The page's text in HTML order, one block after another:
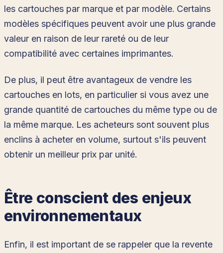
les cartouches par marque et par modèle. Certains
modèles spécifiques peuvent avoir une plus grande
valeur en raison de leur rareté ou de leur
compatibilité avec certaines imprimantes.
De plus, il peut être avantageux de vendre les
cartouches en lots, en particulier si vous avez une
grande quantité de cartouches du même type ou de
la même marque. Les acheteurs sont souvent plus
enclins à acheter en volume, surtout s'ils peuvent
obtenir un meilleur prix par unité.
Être conscient des enjeux
environnementaux
Enfin, il est important de se rappeler que la revente